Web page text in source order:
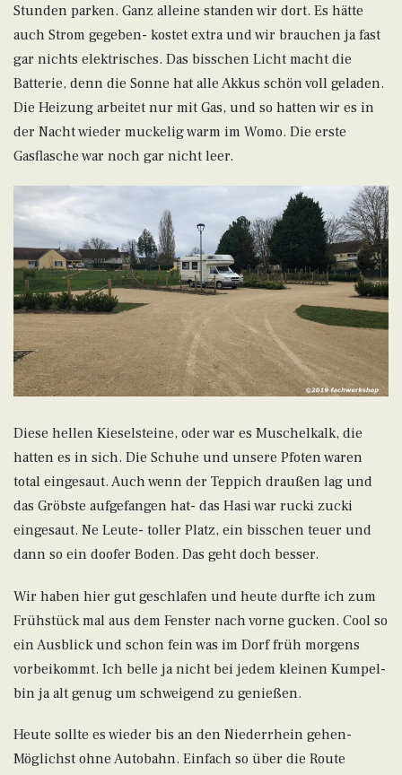
Stunden parken. Ganz alleine standen wir dort. Es hätte
auch Strom gegeben- kostet extra und wir brauchen ja fast
gar nichts elektrisches. Das bisschen Licht macht die
Batterie, denn die Sonne hat alle Akkus schön voll geladen.
Die Heizung arbeitet nur mit Gas, und so hatten wir es in
der Nacht wieder muckelig warm im Womo. Die erste
Gasflasche war noch gar nicht leer.
Diese hellen Kieselsteine, oder war es Muschelkalk, die
hatten es in sich. Die Schuhe und unsere Pfoten waren
total eingesaut. Auch wenn der Teppich draußen lag und
das Gröbste aufgefangen hat- das Hasi war rucki zucki
eingesaut. Ne Leute- toller Platz, ein bisschen teuer und
dann so ein doofer Boden. Das geht doch besser.
Wir haben hier gut geschlafen und heute durfte ich zum
Frühstück mal aus dem Fenster nach vorne gucken. Cool so
ein Ausblick und schon fein was im Dorf früh morgens
vorbeikommt. Ich belle ja nicht bei jedem kleinen Kumpel-
bin ja alt genug um schweigend zu genießen.
Heute sollte es wieder bis an den Niederrhein gehen-
Möglichst ohne Autobahn. Einfach so über die Route